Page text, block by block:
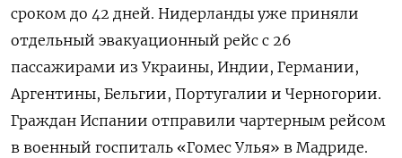
сроком до 42 дней. Нидерланды уже приняли
отдельный эвакуационный рейс с 26
пассажирами из Украины, Индии, Германии,
Аргентины, Бельгии, Португалии и Черногории.
Граждан Испании отправили чартерным рейсом
в военный госпиталь «Гомес Улья» в Мадриде.